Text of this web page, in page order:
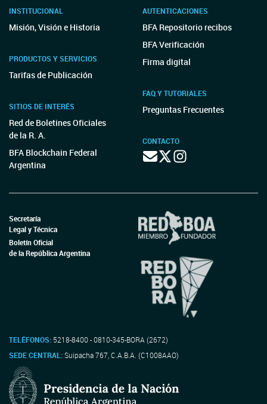
INSTITUCIONAL
Misión, Visión e Historia
PRODUCTOS Y SERVICIOS
Tarifas de Publicación
SITIOS DE INTERÉS
Red de Boletines Oficiales
de la R. A.
BFA Blockchain Federal
Argentina
AUTENTICACIONES
BFA Repositorio recibos
BFA Verificación
Firma digital
FAQ Y TUTORIALES
Preguntas Frecuentes
CONTACTO
Secretaría
Legal y Técnica
Boletín Oficial
de la República Argentina
TELÉFONOS: 5218-8400 - 0810-345-BORA (2672)
SEDE CENTRAL:Suipacha 767, C.A.B.A. (C1008AAO)